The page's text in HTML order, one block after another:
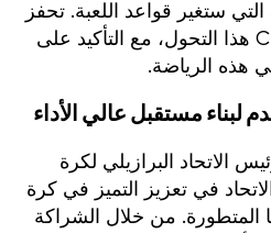
ستغير قواعد اللعبة. تحفز
شراكة CBF x Catapult هذا التحول، مع التأكيد على
هذه الرياضة.
لبناء مستقبل عالي الأداء
الاتحاد البرازيلي لكرة
في تعزيز التميز في كرة
المتطورة. من خلال الشراكة